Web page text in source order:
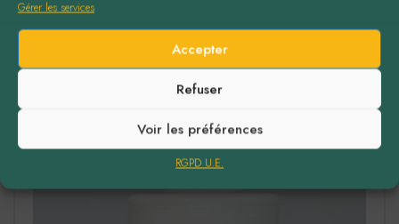
Gérer les services
Accepter
Refuser
Voir les préférences
RGPD U.E.